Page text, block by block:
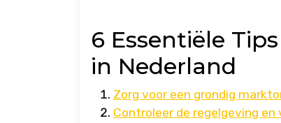
6 Essentiële
in Nederland
Zorg voor een grondig
Controleer de regelgeving